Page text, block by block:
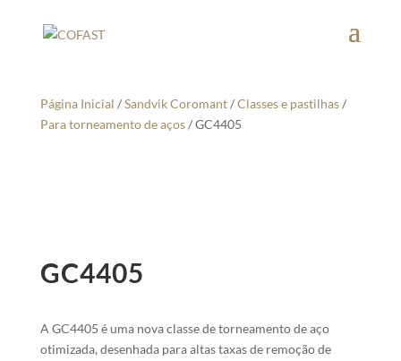
Página Inicial /Sandvik Coromant/Classes e pastilhas/
Para torneamento de aços/ GC4405
GC4405
A GC4405 é uma nova classe de torneamento de aço
otimizada, desenhada para altas taxas de remoção de